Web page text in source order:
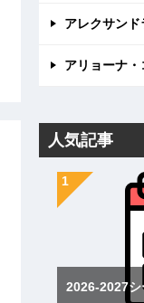
アレクサン
アリョーナ
人気記事
2026-2027シ